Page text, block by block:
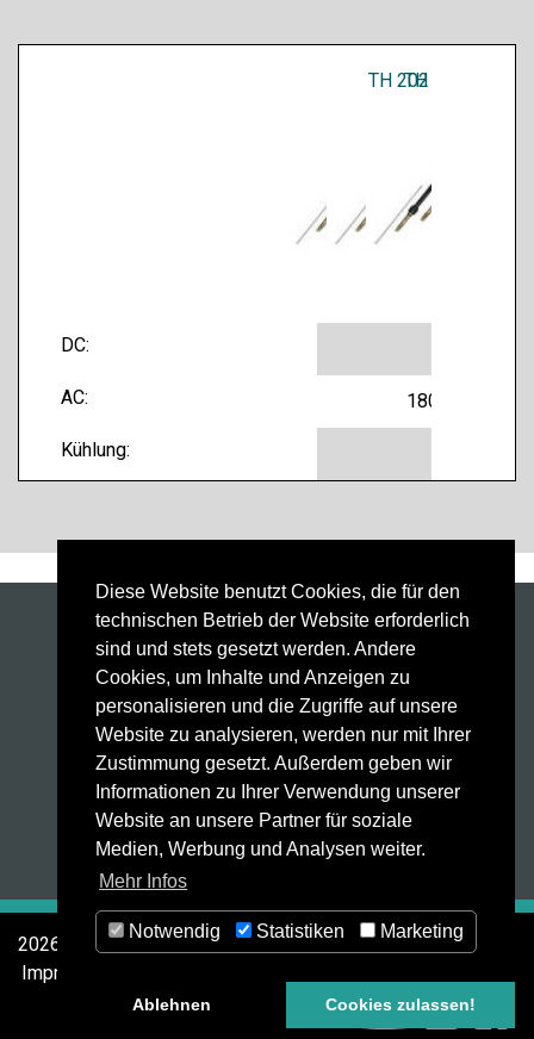
Diese Website benutzt Cookies, die für den
technischen Betrieb der Website erforderlich
sind und stets gesetzt werden. Andere
Cookies, um Inhalte und Anzeigen zu
personalisieren und die Zugriffe auf unsere
Website zu analysieren, werden nur mit Ihrer
Zustimmung gesetzt. Außerdem geben wir
Informationen zu Ihrer Verwendung unserer
Website an unsere Partner für soziale
Medien, Werbung und Analysen weiter.
Mehr Infos
Notwendig Statistiken Marketing
Ablehnen Cookies zulassen!
DC:
AC:
Kühlung:
TH 202 G
180 A
TH 452 W
Schweißanlagen
Schweißbrenner
Automatisierung
Weld Factory®
Laser Sensor
HighPULSE RS Serie
Technologie
Service
Kontakt
2026 © MERKLE Schweißanlagen-Technik GmbH
Impressum